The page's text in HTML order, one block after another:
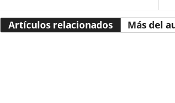
Artículos relacionados Más del